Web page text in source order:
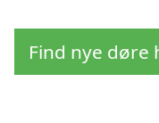
Find nye døre